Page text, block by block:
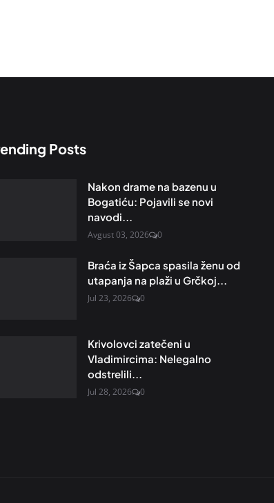
Posts
Nakon drame na bazenu u
Bogatiću: Pojavili se novi
navodi...
Avgust 03, 2026 0
Braća iz Šapca spasila ženu od
utapanja na plaži u Grčkoj...
Jul 23, 2026 0
Krivolovci zatečeni u
Vladimircima: Nelegalno
odstrelili...
Jul 28, 2026 0